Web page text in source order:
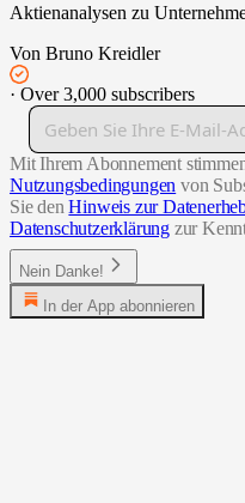
Aktienanalysen zu
Von Bruno Kreidler
· Over 3,000 subscribers
Mit Ihrem Abonnement
Nutzungsbedingungen von
Sie denHinweis zur
Datenschutzerklärung zur
Nein Danke!
In der App abonnieren